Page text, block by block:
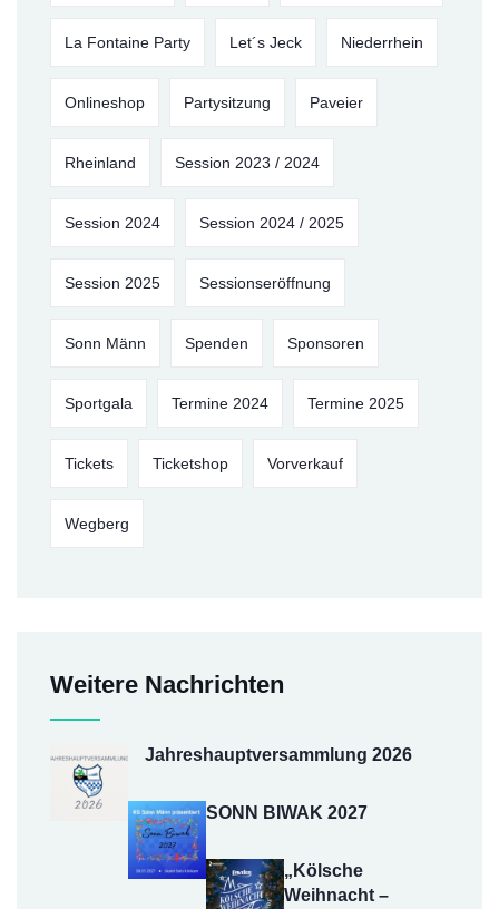
La Fontaine Party Let´s Jeck Niederrhein
Onlineshop Partysitzung Paveier
Rheinland Session 2023 / 2024
Session 2024 Session 2024 / 2025
Session 2025 Sessionseröffnung
Sonn Männ Spenden Sponsoren
Sportgala Termine 2024 Termine 2025
Tickets Ticketshop Vorverkauf
Wegberg
Weitere Nachrichten
Jahreshauptversammlung 2026
SONN BIWAK 2027
„Kölsche
Weihnacht –